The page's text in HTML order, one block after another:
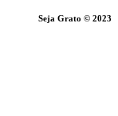
Seja Grato © 2023